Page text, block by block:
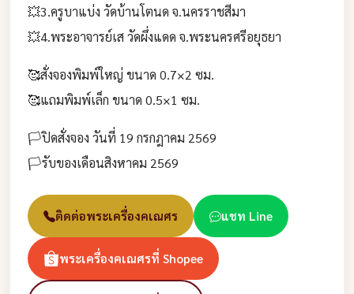
💥3.ครูบาแบ่ง วัดบ้านโตนด จ.นครราชสีมา
💥4.พระอาจารย์เส วัดผึ่งแดด จ.พระนครศรีอยุธยา
🥰สั่งจองพิมพ์ใหญ่ ขนาด 0.7×2 ซม.
🥰แถมพิมพ์เล็ก ขนาด 0.5×1 ซม.
🏳ปิดสั่งจอง วันที่ 19 กรกฎาคม 2569
🏳รับของเดือนสิงหาคม 2569
ติดต่อพระเครื่องคเณศร แชท Line
พระเครื่องคเณศรที่ Shopee